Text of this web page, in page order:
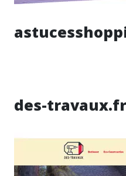
des-travaux.fr